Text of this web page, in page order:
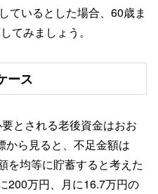
ているとした場合、60歳ま
てみましょう。
ース
とされる老後資金はおお
から見ると、不足金額は
を均等に貯蓄すると考えた
200万円、月に16.7万円の